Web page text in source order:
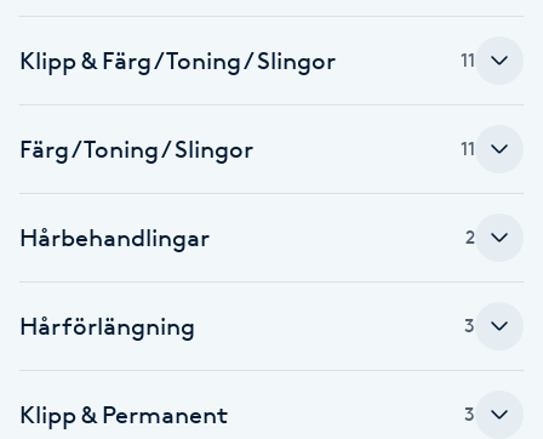
Faceliftmassage
Fettreducering
Fillers
Klipp & Färg / Toning / Slingor 11
Färg / Toning / Slingor 11
Hårbehandlingar 2
Hårförlängning 3
Klipp & Permanent 3